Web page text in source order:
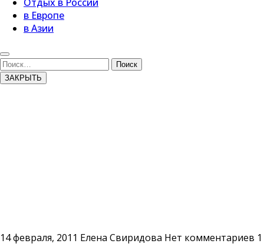
в Европе
в Азии
Кнопка
Закрыть
Поиск
ЗАКРЫТЬ
14 февраля, 2011 Елена Свиридова Нет комментариев 1